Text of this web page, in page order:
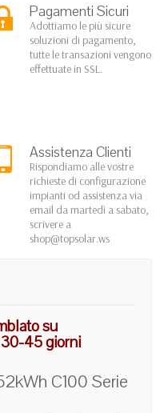
Pagamenti Sicuri
Adottiamo le più sicure
soluzioni di pagamento,
tutte le transazioni vengono
effettuate in SSL.
Assistenza Clienti
Rispondiamo alle vostre
richieste di configurazione
impianti od assistenza via
email da martedì a sabato,
scrivere a
shop@topsolar.ws
su
45 giorni
C100 Serie